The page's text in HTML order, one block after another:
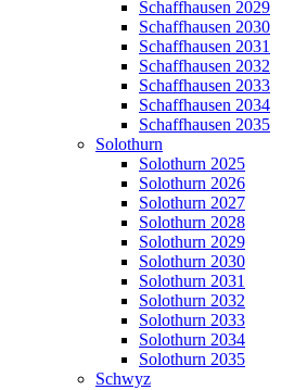
Schaffhausen 2029
Schaffhausen 2030
Schaffhausen 2031
Schaffhausen 2032
Schaffhausen 2033
Schaffhausen 2034
Schaffhausen 2035
Solothurn
Solothurn 2025
Solothurn 2026
Solothurn 2027
Solothurn 2028
Solothurn 2029
Solothurn 2030
Solothurn 2031
Solothurn 2032
Solothurn 2033
Solothurn 2034
Solothurn 2035
Schwyz